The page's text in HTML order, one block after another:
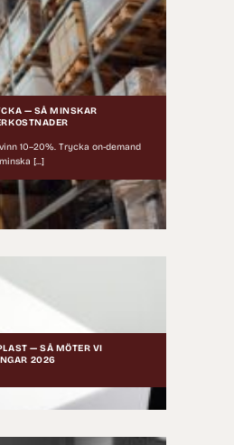
— SÅ MINSKAR
10–20%. Trycka on-demand
[...]
— SÅ MÖTER VI
2026